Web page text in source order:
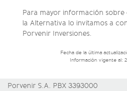
Para mayor información
la Alternativa lo invitamos a
Porvenir Inversiones.
Fecha de la última
Información vigente al:
Porvenir S.A. PBX 3393000